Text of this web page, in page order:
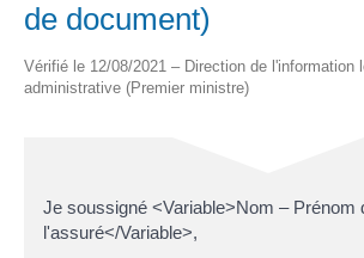
de document)
Vérifié le 12/08/2021 – Direction de l'information
administrative (Premier ministre)
Je soussigné <Variable>Nom – Prénom
l'assuré</Variable>,